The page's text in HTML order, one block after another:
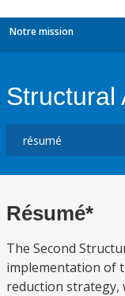
Notre mission
Structural
Résumé*
The Second
implementation of
reduction strategy,